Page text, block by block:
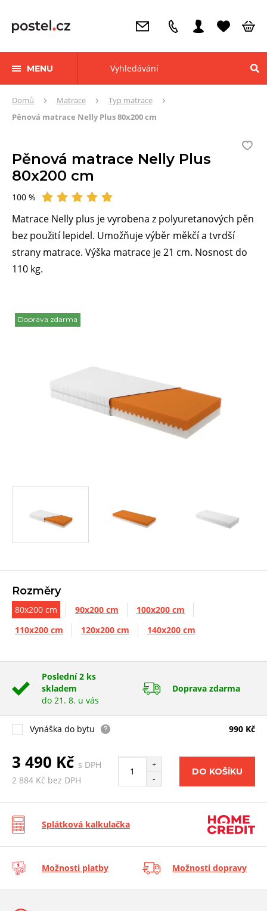
MENU
ZdeDomů Matrace
Typ matrace
Pěnová matrace Nelly Plus 80x200 cm
Pěnová matrace Nelly Plus
80x200 cm
Hodnocení
100 %
Matrace Nelly plus je vyrobena z polyuretanových pěn
bez použití lepidel. Umožňuje výběr měkčí a tvrdší
strany matrace. Výška matrace je 21 cm. Nosnost do
110 kg.
Doprava zdarma
Rozměry
80x200 cm 90x200 cm
100x200 cm
110x200 cm
120x200 cm 140x200 cm
Poslední 2 ks
skladem
do 21. 8. u vás
Doprava zdarma
Vynáška do bytu 990 Kč
3 490 Kč s DPH
2 884 Kč bez DPH
+
-
DO KOŠÍKU
Splátková kalkulačka
Možnosti platby Možnosti dopravy